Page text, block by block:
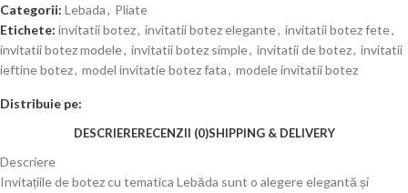
Categorii: Lebada, Pliate
Etichete: invitatii botez, invitatii botez elegante, invitatii botez fete,
invitatii botez modele, invitatii botez simple, invitatii de botez, invitatii
ieftine botez, model invitatie botez fata, modele invitatii botez
Distribuie pe:
DESCRIERERECENZII (0)SHIPPING & DELIVERY
Descriere
Invitațiile de botez cu tematica Lebăda sunt o alegere elegantă și